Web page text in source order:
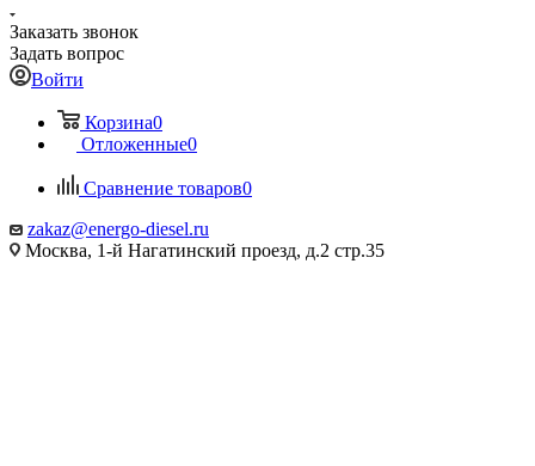
Заказать звонок
Задать вопрос
Войти
Корзина0
Отложенные0
Сравнение товаров0
zakaz@energo-diesel.ru
Москва, 1-й Нагатинский проезд, д.2 стр.35